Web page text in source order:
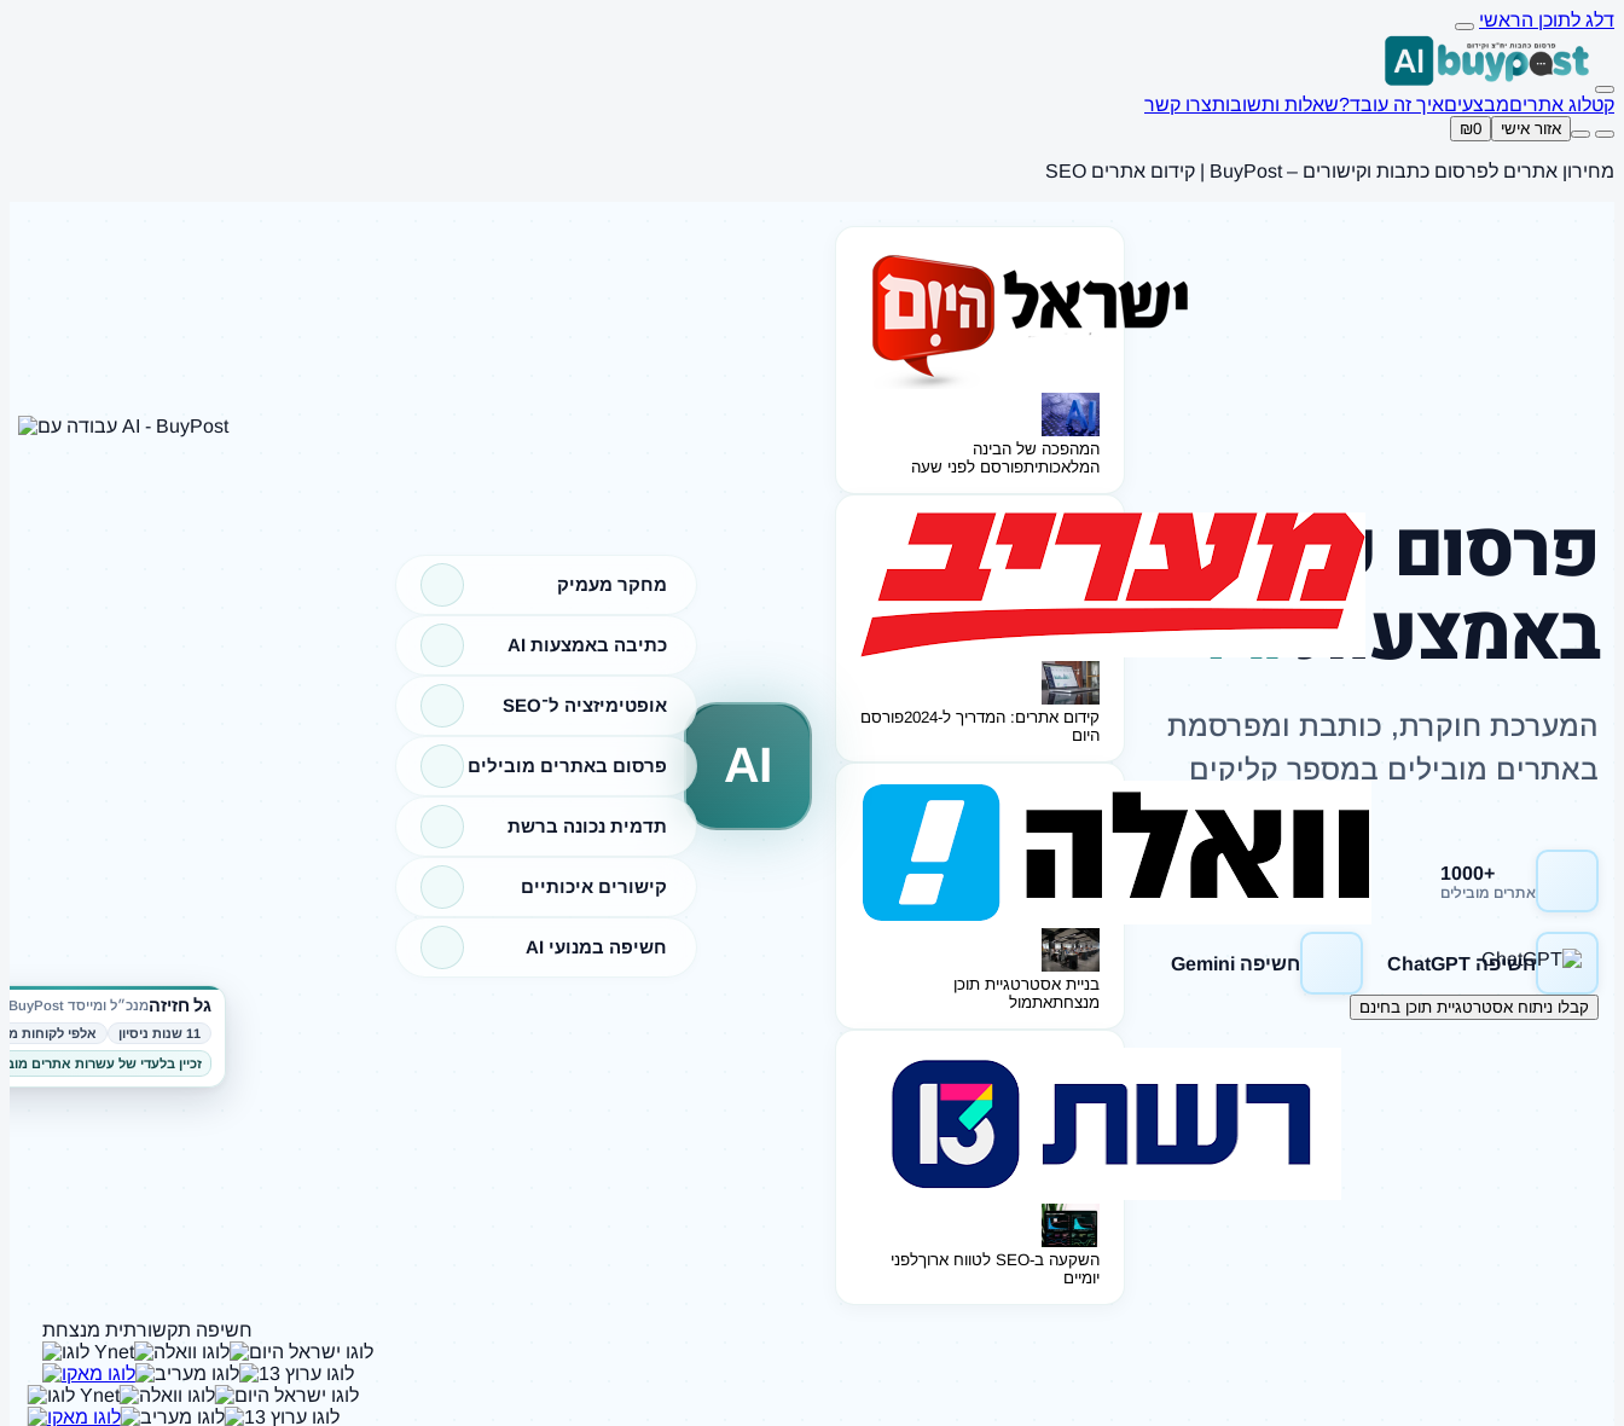
דלג לתוכן הראשי
קטלוג אתריםמבצעיםאיך זה עובד?שאלות ותשובותצרו קשר
אזור אישי ₪0
מחירון אתרים לפרסום כתבות וקישורים – BuyPost | קידום אתרים SEO
גל חזיזהמנכ״ל ומייסד BuyPost
11 שנות ניסיון
אלפי לקוחות
זכיין בלעדי של עשרות אתרים
מחקר מעמיק
כתיבה באמצעות AI
אופטימיזציה ל־SEO
פרסום באתרים מובילים
תדמית נכונה ברשת
קישורים איכותיים
חשיפה במנועי AI
AI
המהפכה של הבינה
המלאכותיתפורסם לפני שעה
קידום אתרים: המדריך ל-2024
פורסם
היום
בניית אסטרטגיית תוכן
מנצחתאתמול
השקעה ב-SEO לטווח ארוך
לפני
יומיים
פרסום כתבות
באמצעותAI
המערכת חוקרת, כותבת ומפרסמת
באתרים מובילים במספר קליקים
+1000
אתרים מובילים
חשיפה Google
חשיפה ChatGPT חשיפה Gemini
קבלו ניתוח אסטרטגיית תוכן בחינם
חשיפה תקשורתית מנצחת